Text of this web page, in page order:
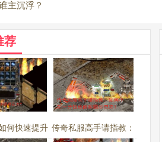
主沉浮？
荐
何快速提升 传奇私服高手请指教：